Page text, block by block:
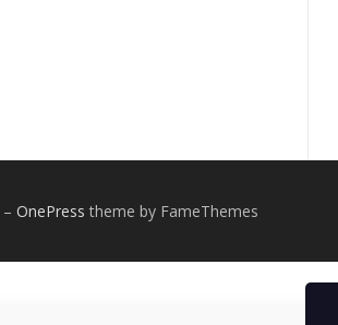
– OnePress theme by FameThemes